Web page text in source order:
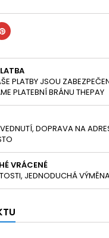
Pinterest
PLATBY JSOU
PLATEBNÍ BRÁNU THEPAY
DOPRAVA NA
VRÁCENÉ
JEDNODUCHÁ